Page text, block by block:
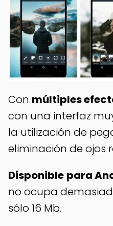
Con múltiples
con una interfaz
la utilización de
eliminación de ojos
Disponible para
no ocupa
sólo 16 Mb.